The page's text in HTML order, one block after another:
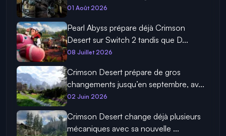
01 Août 2026
Pearl Abyss prépare déjà Crimson
Desert sur Switch 2 tandis que D...
08 Juillet 2026
Crimson Desert prépare de gros
changements jusqu’en septembre, av...
02 Juin 2026
Crimson Desert change déjà plusieurs
mécaniques avec sa nouvelle ...